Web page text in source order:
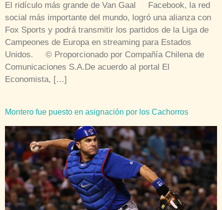
El ridículo más grande de Van Gaal Facebook, la red
social más importante del mundo, logró una alianza con
Fox Sports y podrá transmitir los partidos de la Liga de
Campeones de Europa en streaming para Estados
Unidos. © Proporcionado por Compañía Chilena de
Comunicaciones S.A.De acuerdo al portal El
Economista, […]
Montero fue puesto en asignación por los Cachorros